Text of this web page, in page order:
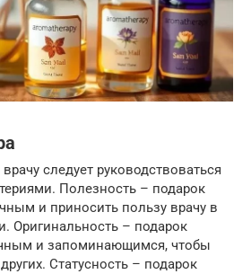
следует руководствоваться
Полезность – подарок
и приносить пользу врачу в
Оригинальность – подарок
и запоминающимся, чтобы
Статусность – подарок